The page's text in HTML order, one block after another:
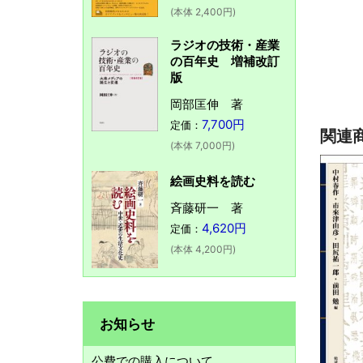
関連
(本体 2,400円)
ラジオの技術・産業
の百年史 増補改訂
版
岡部匡伸 著
定価： 7,700円
(本体 7,000円)
絵画史料を読む
斉藤研一 著
定価： 4,620円
(本体 4,200円)
お知らせ